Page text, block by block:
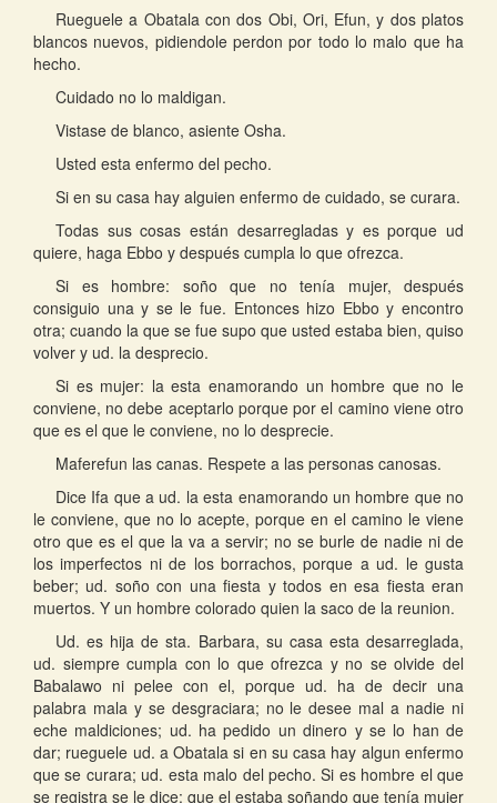
Rueguele a Obatala con dos Obi, Ori, Efun, y dos platos
blancos nuevos, pidiendole perdon por todo lo malo que ha
hecho.
Cuidado no lo maldigan.
Vistase de blanco, asiente Osha.
Usted esta enfermo del pecho.
Si en su casa hay alguien enfermo de cuidado, se curara.
Todas sus cosas están desarregladas y es porque ud
quiere, haga Ebbo y después cumpla lo que ofrezca.
Si es hombre: soño que no tenía mujer, después
consiguio una y se le fue. Entonces hizo Ebbo y encontro
otra; cuando la que se fue supo que usted estaba bien, quiso
volver y ud. la desprecio.
Si es mujer: la esta enamorando un hombre que no le
conviene, no debe aceptarlo porque por el camino viene otro
que es el que le conviene, no lo desprecie.
Maferefun las canas. Respete a las personas canosas.
Dice Ifa que a ud. la esta enamorando un hombre que no
le conviene, que no lo acepte, porque en el camino le viene
otro que es el que la va a servir; no se burle de nadie ni de
los imperfectos ni de los borrachos, porque a ud. le gusta
beber; ud. soño con una fiesta y todos en esa fiesta eran
muertos. Y un hombre colorado quien la saco de la reunion.
Ud. es hija de sta. Barbara, su casa esta desarreglada,
ud. siempre cumpla con lo que ofrezca y no se olvide del
Babalawo ni pelee con el, porque ud. ha de decir una
palabra mala y se desgraciara; no le desee mal a nadie ni
eche maldiciones; ud. ha pedido un dinero y se lo han de
dar; rueguele ud. a Obatala si en su casa hay algun enfermo
que se curara; ud. esta malo del pecho. Si es hombre el que
se registra se le dice: que el estaba soñando que tenía mujer